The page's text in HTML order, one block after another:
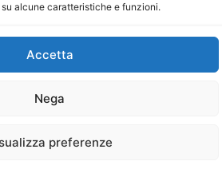
alcune caratteristiche e funzioni.
Accetta
Nega
preferenze